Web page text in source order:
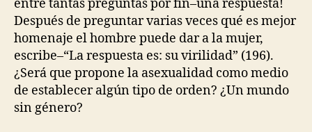
entre tantas preguntas por fin–una respuesta!
Después de preguntar varias veces qué es mejor
homenaje el hombre puede dar a la mujer,
escribe–“La respuesta es: su virilidad” (196).
¿Será que propone la asexualidad como medio
de establecer algún tipo de orden? ¿Un mundo
sin género?